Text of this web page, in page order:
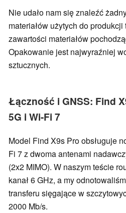
Nie udało nam się znaleźć
materiałów użytych do
zawartości materiałów
Opakowanie jest najwyraźniej
sztucznych.
Łączność i GNSS: Find
5G i Wi-Fi 7
Model Find X9s Pro obsługuje
Fi 7 z dwoma antenami
(2x2 MIMO). W naszym teście
kanał 6 GHz, a my
transferu sięgające w
2000 Mb/s.